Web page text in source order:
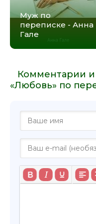
Муж по
переписке - Анна
Гале
Комментарии и
«Любовь» по